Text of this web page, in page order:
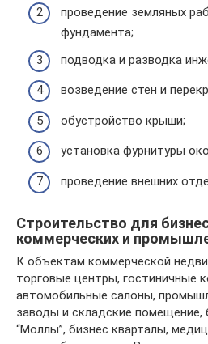
проведение земляных
фундамента;
подводка и разводка
возведение стен и
обустройство крыши;
установка фурнитуры
проведение внешних
Строительство для
коммерческих и
К объектам коммерческой
торговые центры, гостиничные
автомобильные салоны,
заводы и складские помещение,
“Моллы”, бизнес кварталы,